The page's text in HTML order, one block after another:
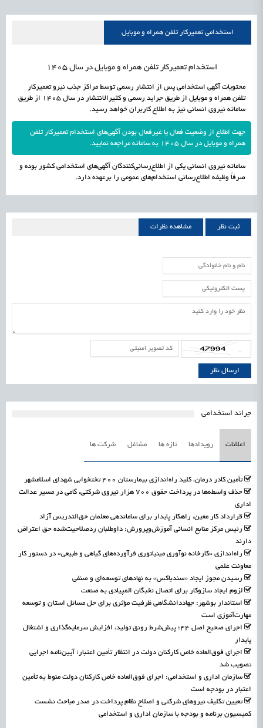
علمی
1405/05/18 اشتغال و کارآفرینی رسیدن مجوز ایجاد «سندباکس» به نهادهای توسعه‌ای و صنفی
استخدامی تعمیرکار تلفن همراه و موبایل
استخدام تعمیرکار تلفن همراه و موبایل در سال 1405
محتویات آگهی استخدامی پس از انتشار رسمی توسط مراکز جذب نیرو تعمیرکار
تلفن همراه و موبایل از طریق جراید رسمی و کثیرالانتشار در سال 1405 از طریق
سامانه نیروی انسانی نیز به اطلاع کاربران خواهد رسید.
جهت اطلاع از وضعیت فعال یا غیرفعال بودن آگهی‌های استخدام تعمیرکار تلفن
همراه و موبایل در سال 1405 به سامانه مراجعه نمایید.
سامانه نیروی انسانی یکی از اطلاع‌رسانی‌کنندگان آگهی‌های استخدامی کشور بوده و
صرفاً وظیفه اطلاع‌رسانی استخدام‌های عمومی را برعهده دارد.
ثبت نظر مشاهده نظرات
جرائد استخدامی
اعلانات رویدادها تازه ها مشاغل شرکت ها
تأمین کادر درمان، کلید راه‌اندازی بیمارستان ۴۰۰ تختخوابی شهدای اسلامشهر
حذف واسطه‌ها در پرداخت حقوق ۷۰۰ هزار نیروی شرکتی، گامی در مسیر عدالت
اداری
قرارداد کار معین، راهکار پایدار برای ساماندهی معلمان حق‌التدریس آزاد
رئیس مرکز منابع انسانی آموزش‌وپرورش: داوطلبان ردصلاحیت‌شده حق اعتراض
دارند
راه‌اندازی «کارخانه نوآوری مینیاتوری فرآورده‌های گیاهی و طبیعی» در دستور کار
معاونت علمی
رسیدن مجوز ایجاد «سندباکس» به نهادهای توسعه‌ای و صنفی
لزوم ایجاد سازوکار برای اتصال نخبگان المپیادی به صنعت
استاندار بوشهر: جهاددانشگاهی ظرفیت مؤثری برای حل مسائل استان و توسعه
مهارت‌آموزی است
اجرای صحیح اصل ۴۴؛ پیش‌شرط رونق تولید، افزایش سرمایه‌گذاری و اشتغال
پایدار
اجرای فوق‌العاده خاص کارکنان دولت در انتظار تأمین اعتبار؛ آیین‌نامه اجرایی
تصویب شد
سازمان اداری و استخدامی: اجرای فوق‌العاده خاص کارکنان دولت منوط به تأمین
اعتبار در بودجه است
تعیین تکلیف نیروهای شرکتی و اصلاح نظام پرداخت در صدر مباحث نشست
کمیسیون برنامه و بودجه با سازمان اداری و استخدامی